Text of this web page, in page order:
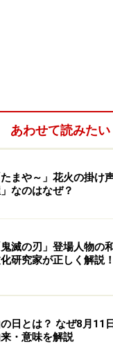
あわせて読みたい
たまや～」花火の掛け
なのはなぜ？
鬼滅の刃」登場人物の
研究家が正しく解説！
日とは？ なぜ8月11
・意味を解説